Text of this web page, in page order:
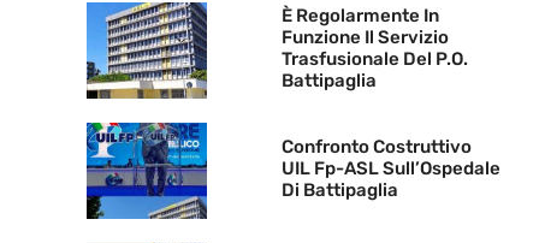
È Regolarmente In
Funzione Il Servizio
Trasfusionale Del P.O.
Battipaglia
Confronto Costruttivo
UIL Fp-ASL Sull’Ospedale
Di Battipaglia